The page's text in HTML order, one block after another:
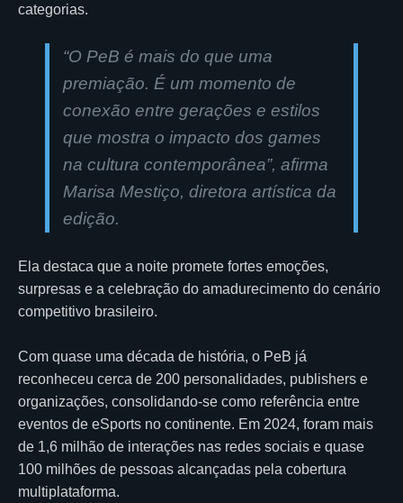
categorias.
“O PeB é mais do que uma
premiação. É um momento de
conexão entre gerações e estilos
que mostra o impacto dos games
na cultura contemporânea”, afirma
Marisa Mestiço, diretora artística da
edição.
Ela destaca que a noite promete fortes emoções,
surpresas e a celebração do amadurecimento do cenário
competitivo brasileiro.
Com quase uma década de história, o PeB já
reconheceu cerca de 200 personalidades, publishers e
organizações, consolidando-se como referência entre
eventos de eSports no continente. Em 2024, foram mais
de 1,6 milhão de interações nas redes sociais e quase
100 milhões de pessoas alcançadas pela cobertura
multiplataforma.